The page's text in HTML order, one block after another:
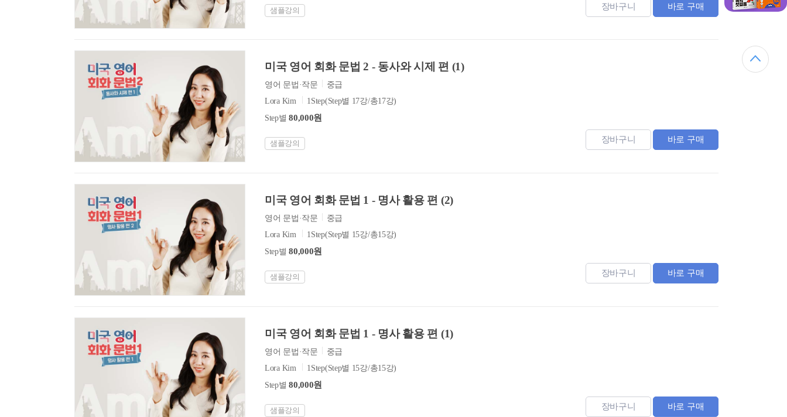
샘플강의 장바구니 바로 구매
미국 영어 회화 문법 2 - 동사와 시제 편 (1)
영어 문법·작문
중급
Lora Kim
1Step(Step별 17강/총17강)
Step별80,000원
샘플강의 장바구니 바로 구매
미국 영어 회화 문법 1 - 명사 활용 편 (2)
영어 문법·작문
중급
Lora Kim
1Step(Step별 15강/총15강)
Step별80,000원
샘플강의 장바구니 바로 구매
미국 영어 회화 문법 1 - 명사 활용 편 (1)
영어 문법·작문
중급
Lora Kim
1Step(Step별 15강/총15강)
Step별80,000원
샘플강의 장바구니 바로 구매